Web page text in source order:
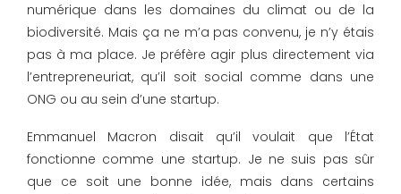
numérique dans les domaines du climat ou de la
biodiversité. Mais ça ne m’a pas convenu, je n’y étais
pas à ma place. Je préfère agir plus directement via
l’entrepreneuriat, qu’il soit social comme dans une
ONG ou au sein d’une startup.
Emmanuel Macron disait qu’il voulait que l’État
fonctionne comme une startup. Je ne suis pas sûr
que ce soit une bonne idée, mais dans certains